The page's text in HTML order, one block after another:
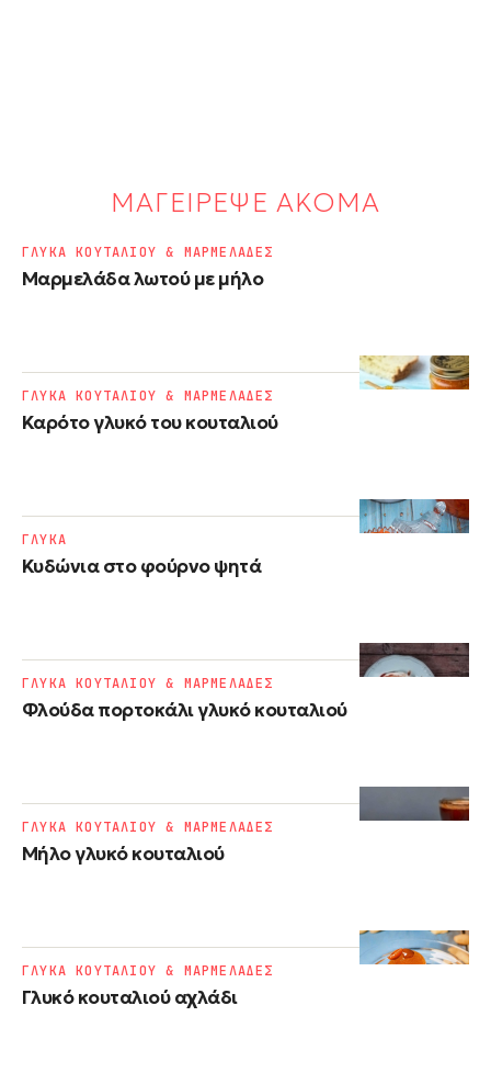
ΜΑΓΕΙΡΕΨΕ ΑΚΟΜΑ
Μαρμελάδα λωτού με μήλο
ΓΛΥΚΑ ΚΟΥΤΑΛΙΟΥ & ΜΑΡΜΕΛΑΔΕΣ
Καρότο γλυκό του κουταλιού
ΓΛΥΚΑ ΚΟΥΤΑΛΙΟΥ & ΜΑΡΜΕΛΑΔΕΣ
Κυδώνια στο φούρνο ψητά
ΓΛΥΚΑ
Φλούδα πορτοκάλι γλυκό κουταλιού
ΓΛΥΚΑ ΚΟΥΤΑΛΙΟΥ & ΜΑΡΜΕΛΑΔΕΣ
Μήλο γλυκό κουταλιού
ΓΛΥΚΑ ΚΟΥΤΑΛΙΟΥ & ΜΑΡΜΕΛΑΔΕΣ
Γλυκό κουταλιού αχλάδι
ΓΛΥΚΑ ΚΟΥΤΑΛΙΟΥ & ΜΑΡΜΕΛΑΔΕΣ